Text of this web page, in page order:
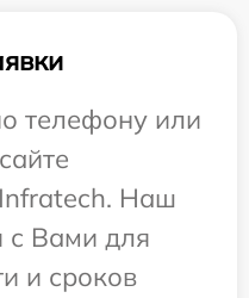
телефону или
Наш
с Вами для
и сроков